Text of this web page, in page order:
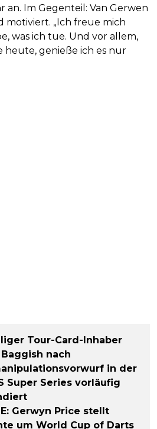
an. Im Gegenteil: Van Gerwen
„Ich freue mich
was ich tue. Und vor allem,
heute, genieße ich es nur
Tour-Card-Inhaber
nach
in der
Super Series vorläufig
Gerwyn Price stellt
um World Cup of Darts